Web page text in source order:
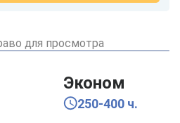
для просмотра
Эконом
250-400 ч.